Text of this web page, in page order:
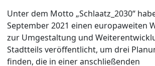
Unter dem Motto „Schlaatz_2030“
September 2021 einen europaweiten
zur Umgestaltung und
Stadtteils veröffentlicht, um drei
finden, die in einer anschließenden